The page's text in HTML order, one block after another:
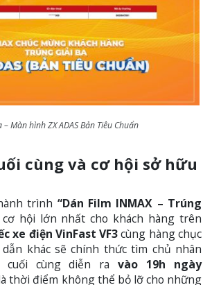
– Màn hình ZX ADAS Bản Tiêu Chuẩn
cùng và cơ hội sở hữu
trình “Dán Film INMAX – Trúng
hội lớn nhất cho khách hàng trên
xe điện VinFast VF3cùng hàng chục
khác sẽ chính thức tìm chủ nhân
cuối cùng diễn ravào 19h ngày
thời điểm không thể bỏ lỡ cho những